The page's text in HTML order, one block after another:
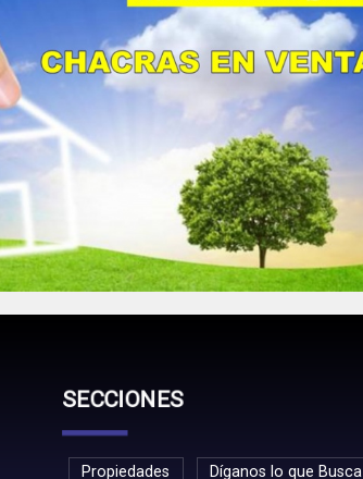
SECCIONES
Propiedades Díganos lo que Busca